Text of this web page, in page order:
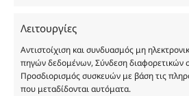
Λειτουργίες
Αντιστοίχιση και συνδυασμός μη
πηγών δεδομένων, Σύνδεση διαφορετικών
Προσδιορισμός συσκευών με βάση τις
που μεταδίδονται αυτόματα.
Τηλ. 2314 016010
ΑΦΜ 803285309
ΓΕΜΗ 193802504000